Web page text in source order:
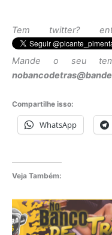
Tem twitter?
Mande o seu
Compartilhe isso:
WhatsApp
Veja Também: